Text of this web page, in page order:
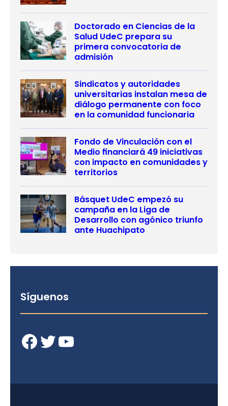
Doctorado en Ciencias de la
Salud UdeC prepara su
primera convocatoria de
admisión
Sindicatos y autoridades
universitarias instalan mesa de
diálogo permanente con foco
en la comunidad funcionaria
Fondo de Vinculación con el
Medio financiará 49 iniciativas
con impacto en comunidades y
territorios
Básquet UdeC empezó su
campaña en la Liga de
Desarrollo con agónico triunfo
ante Huachipato
Síguenos
Facebook Twitter YouTube